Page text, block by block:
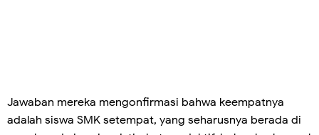
Jawaban mereka mengonfirmasi bahwa keempatnya
adalah siswa SMK setempat, yang seharusnya berada di